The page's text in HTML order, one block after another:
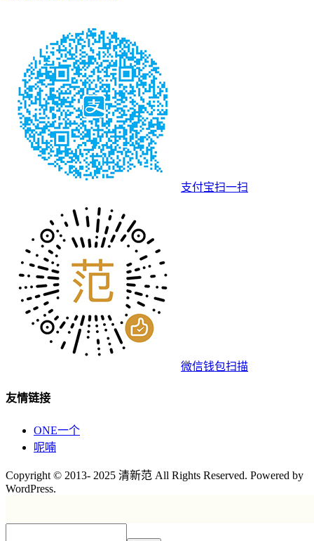
支付宝扫一扫
微信钱包扫描
友情链接
ONE一个
呢喃
Copyright © 2013- 2025 清新范 All Rights Reserved. Powered by
WordPress.